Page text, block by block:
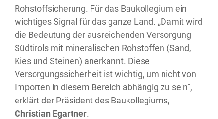
Rohstoffsicherung. Für das Baukollegium ein
wichtiges Signal für das ganze Land. „Damit wird
die Bedeutung der ausreichenden Versorgung
Südtirols mit mineralischen Rohstoffen (Sand,
Kies und Steinen) anerkannt. Diese
Versorgungssicherheit ist wichtig, um nicht von
Importen in diesem Bereich abhängig zu sein“,
erklärt der Präsident des Baukollegiums,
Christian Egartner.